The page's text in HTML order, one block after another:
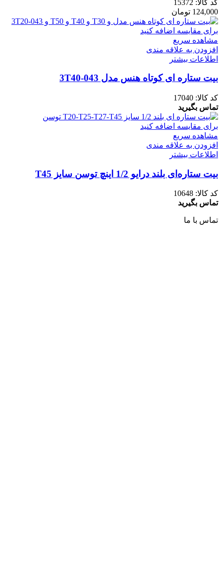
کد کالا: 15372
124,000 تومان
برای مقایسه اضافه کنید
مشاهده سریع
افزودن به علاقه مندی
اطلاعات بیشتر
بیت ستاره ای کوتاه هنس مدل 043-3T40
کد کالا: 17040
تماس بگیرید
برای مقایسه اضافه کنید
مشاهده سریع
افزودن به علاقه مندی
اطلاعات بیشتر
بیت ستاره‌ای بلند درایو 1/2 اینچ توسن سایز T45
کد کالا: 10648
تماس بگیرید
تماس با ما